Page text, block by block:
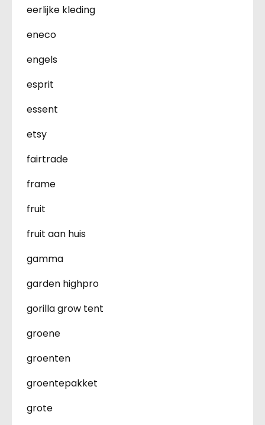
eerlijke kleding
eneco
engels
esprit
essent
etsy
fairtrade
frame
fruit
fruit aan huis
gamma
garden highpro
gorilla grow tent
groene
groenten
groentepakket
grote